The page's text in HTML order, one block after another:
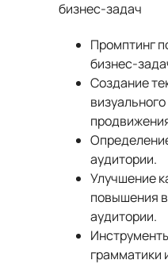
бизнес-задач
Промптинг
бизнес-
Создание
аудитории.
Улучшение
повышения
аудитории.
грамматики